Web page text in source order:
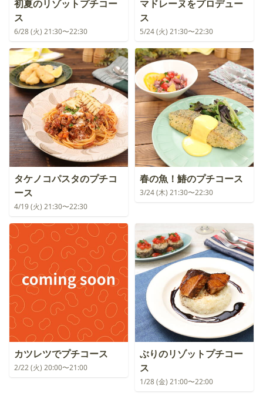
初夏のリゾットプチコー
ス
6/28 (火) 21:30〜22:30
マドレーヌをプロデュー
ス
5/24 (火) 21:30〜22:30
タケノコパスタのプチコ
ース
4/19 (火) 21:30〜22:30
春の魚！鰆のプチコース
3/24 (木) 21:30〜22:30
カツレツでプチコース
2/22 (火) 20:00〜21:00
ぶりのリゾットプチコー
ス
1/28 (金) 21:00〜22:00